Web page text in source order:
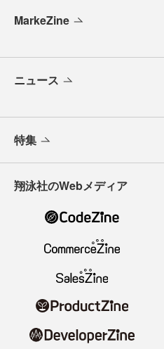
MarkeZine
ニュース
特集
翔泳社のWebメディア